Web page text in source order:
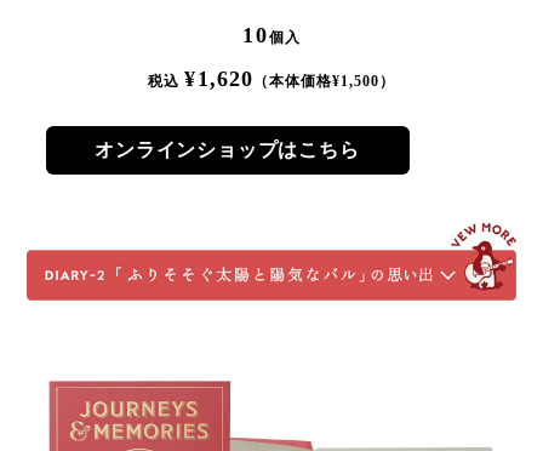
10個入
税込 ¥1,620 （本体価格¥1,500 ）
オンラインショップはこちら